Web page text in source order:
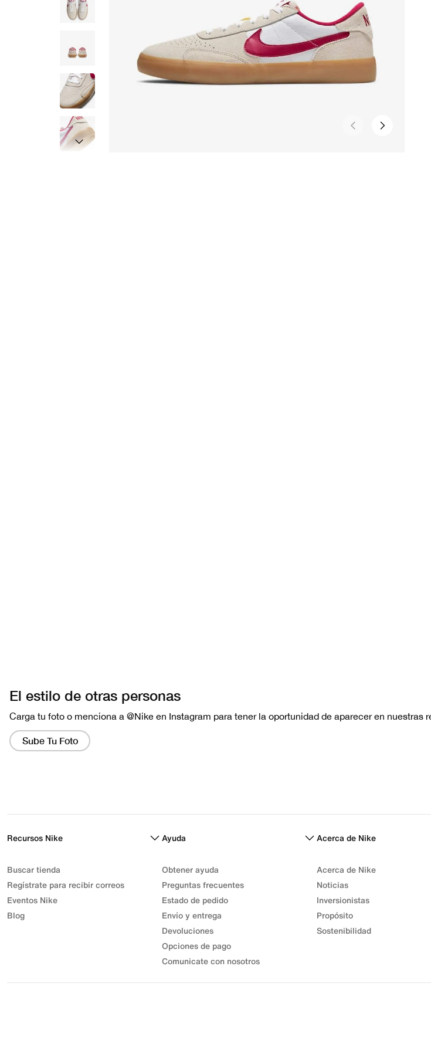
Recursos Nike
Buscar tienda
Regístrate para recibir correos
Eventos Nike
Blog
Ayuda
Obtener ayuda
Preguntas frecuentes
Estado de pedido
Envío y entrega
Devoluciones
Opciones de pago
Comunicate con nosotros
Acerca de Nike
Acerca de Nike
Noticias
Inversionistas
Propósito
Sostenibilidad